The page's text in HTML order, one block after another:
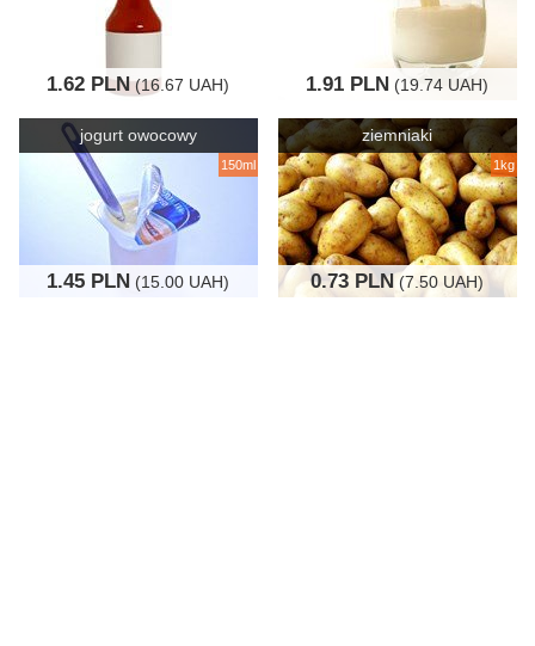
1.62 PLN(16.67 UAH) 1.91 PLN (19.74 UAH)
jogurt owocowy
150ml
1.45 PLN (15.00 UAH)
ziemniaki
1kg
0.73 PLN (7.50 UAH)